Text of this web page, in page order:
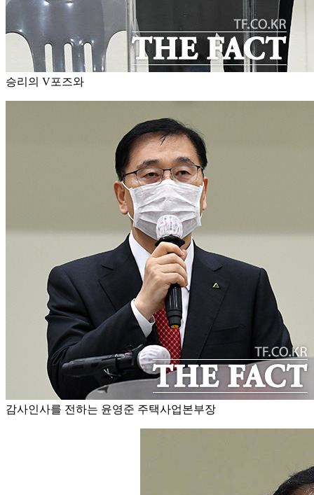
승리의 V포즈와
감사인사를 전하는 윤영준 주택사업본부장